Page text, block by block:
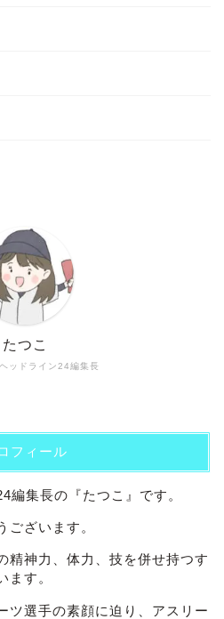
ッドライン24編集長
たつこ
フィール
編集長の『たつこ』です。
ございます。
精神力、体力、技を併せ持つす
ます。
ツ選手の素顔に迫り、アスリー